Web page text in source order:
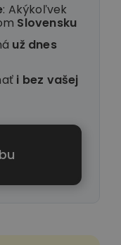
: Akýkoľvek
Slovensku
už dnes
i bez vašej